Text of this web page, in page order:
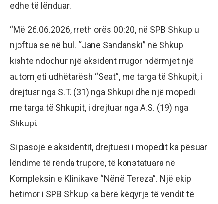
edhe të lënduar.
“Më 26.06.2026, rreth orës 00:20, në SPB Shkup u
njoftua se në bul. “Jane Sandanski” në Shkup
kishte ndodhur një aksident rrugor ndërmjet një
automjeti udhëtarësh “Seat”, me targa të Shkupit, i
drejtuar nga S.T. (31) nga Shkupi dhe një mopedi
me targa të Shkupit, i drejtuar nga A.S. (19) nga
Shkupi.
Si pasojë e aksidentit, drejtuesi i mopedit ka pësuar
lëndime të rënda trupore, të konstatuara në
Kompleksin e Klinikave “Nënë Tereza”. Një ekip
hetimor i SPB Shkup ka bërë këqyrje të vendit të